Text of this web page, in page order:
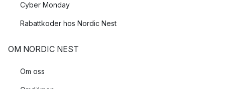
Cyber Monday
Rabattkoder hos Nordic Nest
OM NORDIC NEST
Om oss